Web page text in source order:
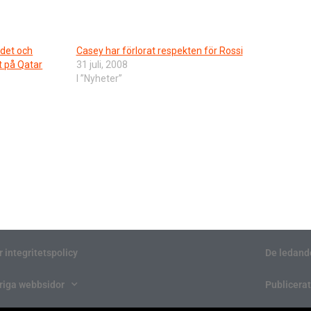
och
på Qatar
Casey har förlorat respekten för Rossi
31 juli, 2008
I ”Nyheter”
integritetspolicy
webbsidor
De
Publicerat